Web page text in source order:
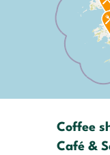
Coffee
Café &